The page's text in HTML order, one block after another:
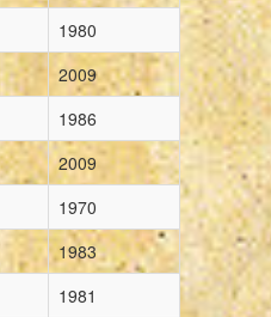
1980
2009
1986
2009
1970
1983
1981